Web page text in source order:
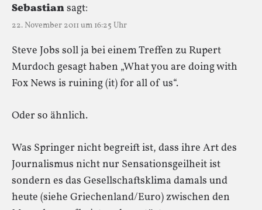
Sebastiansagt:
22. November 2011 um 16:25 Uhr
Steve Jobs soll ja bei einem Treffen zu Rupert
Murdoch gesagt haben „What you are doing with
Fox News is ruining (it) for all of us“.
Oder so ähnlich.
Was Springer nicht begreift ist, dass ihre Art des
Journalismus nicht nur Sensationsgeilheit ist
sondern es das Gesellschaftsklima damals und
heute (siehe Griechenland/Euro) zwischen den